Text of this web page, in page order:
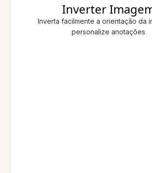
Inverter
Inverta facilmente a orientação da
personalize anotações